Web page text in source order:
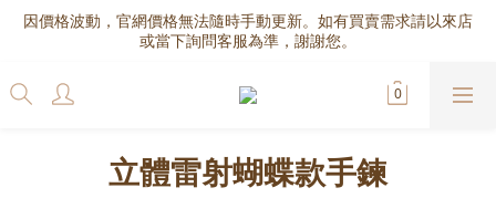
因價格波動，官網價格無法隨時手動更新。如有買賣需求請以來店
或當下詢問客服為準，謝謝您。
立體雷射蝴蝶款手鍊